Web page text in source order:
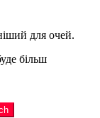
для очей.
більш